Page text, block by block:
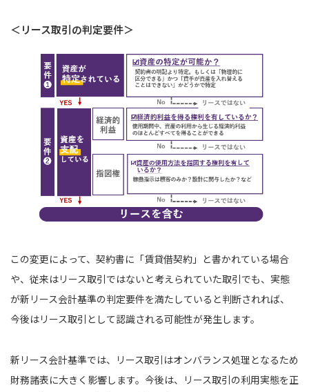
＜リース取引の判定要件＞
この変更によって、契約書に「賃貸借契約」と書かれている場合
や、従来はリース取引ではないと考えられていた取引でも、実態
が新リース会計基準の判定要件を満たしていると判断されれば、
今後はリース取引として認識される可能性が発生します。
新リース会計基準では、リース取引はオンバランス処理となるため
財務諸表に大きく影響します。今後は、リース取引の利用実態を正